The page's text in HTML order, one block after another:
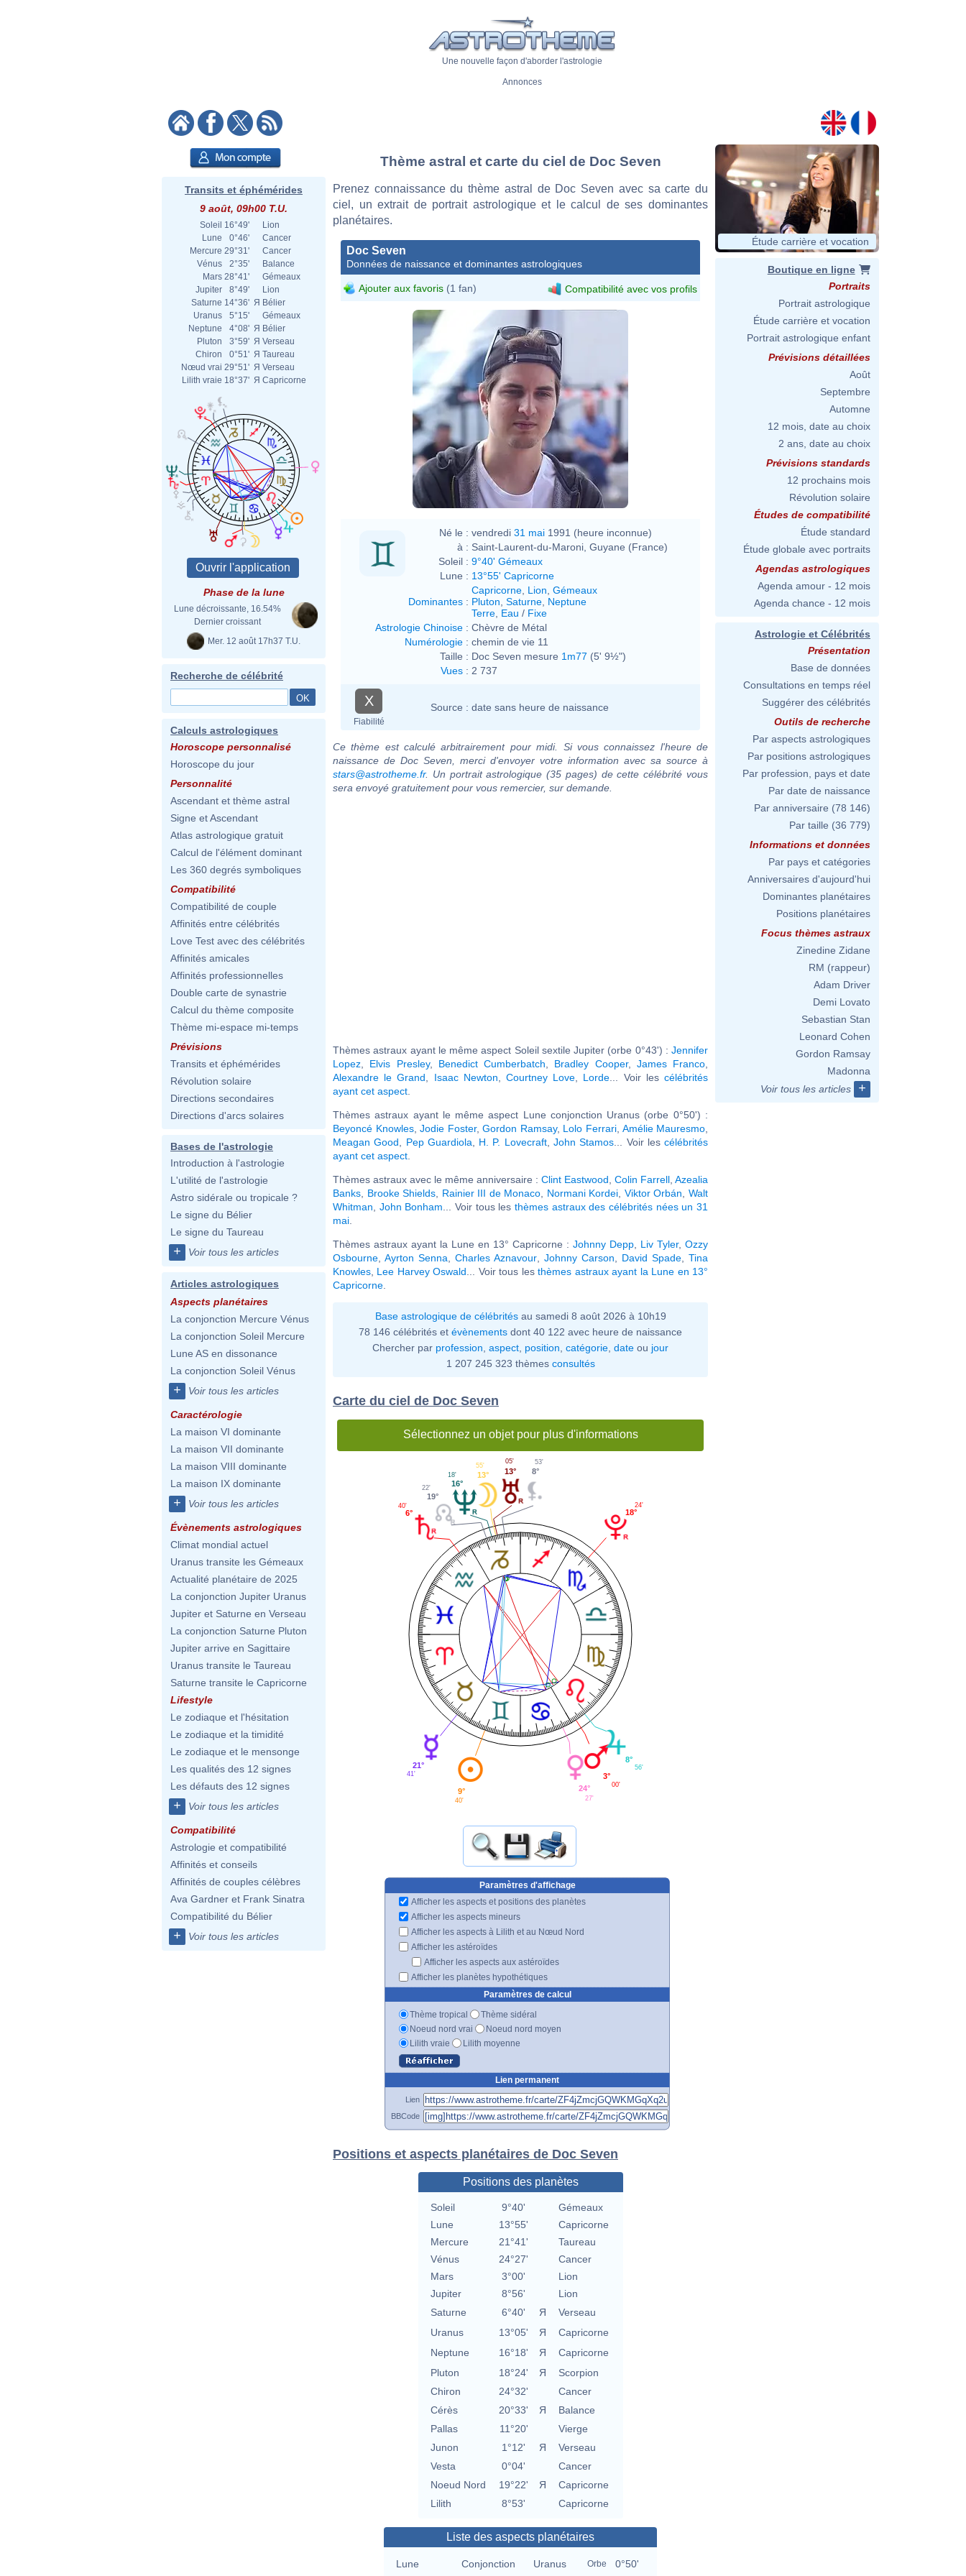
Une nouvelle façon d'aborder l'astrologie
Annonces
Transits et éphémérides
9 août, 09h00 T.U.
Soleil 16°49'
Lion
Lune
0°46'
Cancer
Mercure 29°31'
Cancer
Vénus
2°35'
Balance
Mars 28°41'
Gémeaux
Jupiter
8°49'
Lion
Saturne 14°36' Я Bélier
Uranus
5°15'
Gémeaux
Neptune
4°08' Я Bélier
Pluton
3°59' Я Verseau
Chiron
0°51' Я Taureau
Nœud vrai 29°51' Я Verseau
Lilith vraie 18°37' Я Capricorne
Phase de la lune
Lune décroissante, 16.54%
Dernier croissant
Mer. 12 août 17h37 T.U.
Recherche de célébrité
Calculs astrologiques
Horoscope personnalisé
Horoscope du jour
Personnalité
Ascendant et thème astral
Signe et Ascendant
Atlas astrologique gratuit
Calcul de l'élément dominant
Les 360 degrés symboliques
Compatibilité
Compatibilité de couple
Affinités entre célébrités
Love Test avec des célébrités
Affinités amicales
Affinités professionnelles
Double carte de synastrie
Calcul du thème composite
Thème mi-espace mi-temps
Prévisions
Transits et éphémérides
Révolution solaire
Directions secondaires
Directions d'arcs solaires
Bases de l'astrologie
Introduction à l'astrologie
L'utilité de l'astrologie
Astro sidérale ou tropicale ?
Le signe du Bélier
Le signe du Taureau
+ Voir tous les articles
Articles astrologiques
Aspects planétaires
La conjonction Mercure Vénus
La conjonction Soleil Mercure
Lune AS en dissonance
La conjonction Soleil Vénus
+ Voir tous les articles
Caractérologie
La maison VI dominante
La maison VII dominante
La maison VIII dominante
La maison IX dominante
+ Voir tous les articles
Évènements astrologiques
Climat mondial actuel
Uranus transite les Gémeaux
Actualité planétaire de 2025
La conjonction Jupiter Uranus
Jupiter et Saturne en Verseau
La conjonction Saturne Pluton
Jupiter arrive en Sagittaire
Uranus transite le Taureau
Saturne transite le Capricorne
Lifestyle
Le zodiaque et l'hésitation
Le zodiaque et la timidité
Le zodiaque et le mensonge
Les qualités des 12 signes
Les défauts des 12 signes
+ Voir tous les articles
Compatibilité
Astrologie et compatibilité
Affinités et conseils
Affinités de couples célèbres
Ava Gardner et Frank Sinatra
Compatibilité du Bélier
+ Voir tous les articles
Thème astral et carte du ciel de Doc Seven
Prenez connaissance du thème astral de Doc Seven avec sa carte du
ciel, un extrait de portrait astrologique et le calcul de ses dominantes
planétaires.
Doc Seven
Données de naissance et dominantes astrologiques
Ajouter aux favoris (1 fan) Compatibilité avec vos profils
Né le : vendredi 31 mai 1991 (heure inconnue)
à : Saint-Laurent-du-Maroni, Guyane (France)
Soleil : 9°40' Gémeaux
Lune : 13°55' Capricorne
Dominantes :
Capricorne Lion Gémeaux
Pluton Saturne Neptune
Terre Eau / Fixe
Astrologie Chinoise : Chèvre de Métal
Numérologie : chemin de vie 11
Taille : Doc Seven mesure 1m77 (5' 9½")
Vues : 2 737
X
Fiabilité
Source : date sans heure de naissance
Ce thème est calculé arbitrairement pour midi. Si vous connaissez l'heure de
naissance de Doc Seven, merci d'envoyer votre information avec sa source à
stars@astrotheme.fr. Un portrait astrologique (35 pages) de cette célébrité vous
sera envoyé gratuitement pour vous remercier, sur demande.
Thèmes astraux ayant le même aspect Soleil sextile Jupiter (orbe 0°43') : Jennifer
Lopez
Elvis Presley, Benedict Cumberbatch Bradley Cooper, James Franco
Alexandre le Grand
Isaac Newton ,Courtney Love Lorde ... Voir lescélébrités
ayant cet aspect
Thèmes astraux ayant le même aspect Lune conjonction Uranus (orbe 0°50') :
Beyoncé Knowles,Jodie Foster,Gordon Ramsay, Lolo Ferrari, Amélie Mauresmo
Meagan Good
Pep Guardiola H. P. Lovecraft, John Stamos ... Voir lescélébrités
ayant cet aspect
Thèmes astraux avec le même anniversaire : Clint Eastwood Colin Farrell Azealia
Banks
Brooke Shields Rainier III de Monaco Normani Kordei Viktor Orbán ,Walt
Whitman
John Bonham ... Voir tous lesthèmes astraux des célébrités nées un 31
mai
Thèmes astraux ayant la Lune en 13° Capricorne : Johnny Depp Liv Tyler, Ozzy
Osbourne ,Ayrton Senna ,Charles Aznavour, Johnny Carson David Spade ,Tina
Knowles Lee Harvey Oswald ... Voir tous lesthèmes astraux ayant la Lune en 13°
Capricorne
Base astrologique de célébritésau samedi 8 août 2026 à 10h19
78 146 célébrités et évènements dont 40 122 avec heure de naissance
Chercher par profession aspect position catégorie date ou jour
1 207 245 323 thèmes consultés
Carte du ciel de Doc Seven
Sélectionnez un objet pour plus d'informations
18°
24'
8°
53'
13°
05'
13°
55'
16°
18'
19°
22'
6°
40'
21°
41'
9°
40'
24°
27'
3°
00'
8°
56'
Paramètres d'affichage
Afficher les aspects et positions des planètes
Afficher les aspects mineurs
Afficher les aspects à Lilith et au Nœud Nord
Afficher les astéroïdes
Afficher les aspects aux astéroïdes
Afficher les planètes hypothétiques
Paramètres de calcul
Thème tropical
Thème sidéral
Noeud nord vrai
Noeud nord moyen
Lilith vraie
Lilith moyenne
Lien permanent
Lien
BBCode
Positions et aspects planétaires de Doc Seven
Positions des planètes
Soleil 9°40'
Gémeaux
Lune
13°55'
Capricorne
Mercure
21°41'
Taureau
Vénus
24°27'
Cancer
Mars
3°00'
Lion
Jupiter
8°56'
Lion
Saturne
6°40' Я
Verseau
Uranus
13°05' Я
Capricorne
Neptune
16°18' Я
Capricorne
Pluton
18°24' Я
Scorpion
Chiron
24°32'
Cancer
Cérès
20°33' Я
Balance
Pallas
11°20'
Vierge
Junon
1°12' Я
Verseau
Vesta
0°04'
Cancer
Noeud Nord
19°22' Я
Capricorne
Lilith
8°53' Capricorne
Liste des aspects planétaires
Lune Conjonction Uranus Orbe 0°50'
Étude carrière et vocation
Boutique en ligne
Portraits
Portrait astrologique
Étude carrière et vocation
Portrait astrologique enfant
Prévisions détaillées
Août
Septembre
Automne
12 mois, date au choix
2 ans, date au choix
Prévisions standards
12 prochains mois
Révolution solaire
Études de compatibilité
Étude standard
Étude globale avec portraits
Agendas astrologiques
Agenda amour - 12 mois
Agenda chance - 12 mois
Astrologie et Célébrités
Présentation
Base de données
Consultations en temps réel
Suggérer des célébrités
Outils de recherche
Par aspects astrologiques
Par positions astrologiques
Par profession, pays et date
Par date de naissance
Par anniversaire (78 146)
Par taille (36 779)
Informations et données
Par pays et catégories
Anniversaires d'aujourd'hui
Dominantes planétaires
Positions planétaires
Focus thèmes astraux
Zinedine Zidane
RM (rappeur)
Adam Driver
Demi Lovato
Sebastian Stan
Leonard Cohen
Gordon Ramsay
Madonna
Voir tous les articles
+